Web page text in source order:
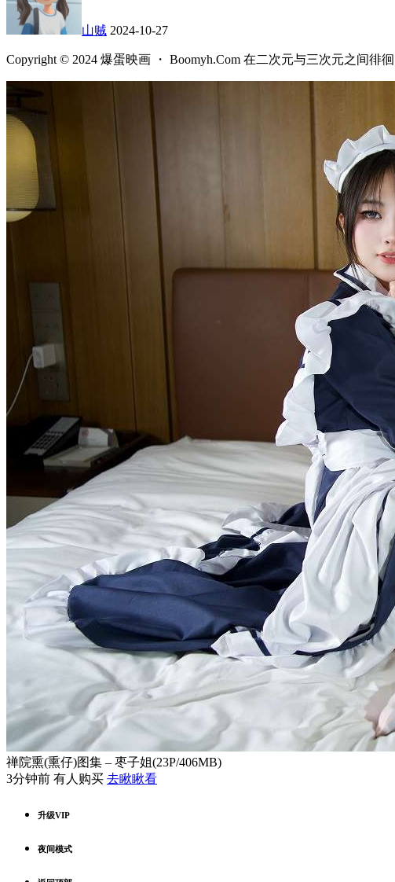
山贼 2024-10-27
Copyright © 2024 爆蛋映画 ・ Boomyh.Com 在二次元与三次元之间徘徊
禅院熏(熏仔)图集 – 枣子姐(23P/406MB)
3分钟前 有人购买 去瞅瞅看
升级VIP
夜间模式